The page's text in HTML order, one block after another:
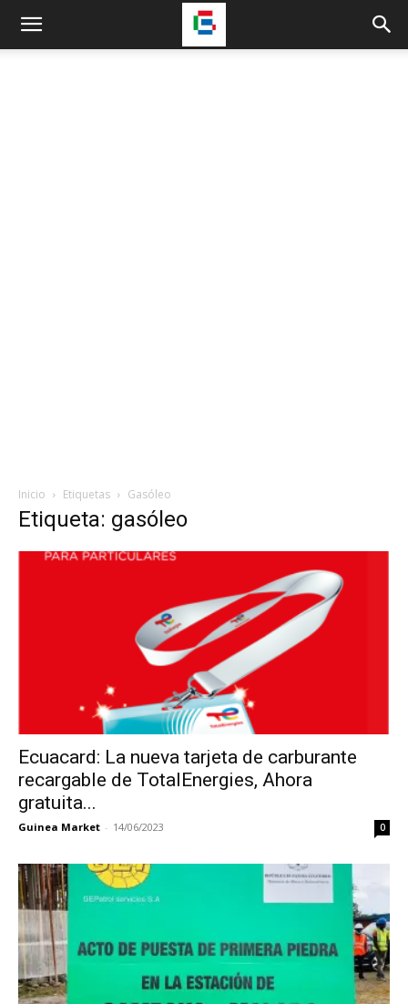
Inicio Etiquetas Gasóleo
Etiqueta: gasóleo
Ecuacard: La nueva tarjeta de carburante
recargable de TotalEnergies, Ahora
gratuita...
Guinea Market - 14/06/2023 0